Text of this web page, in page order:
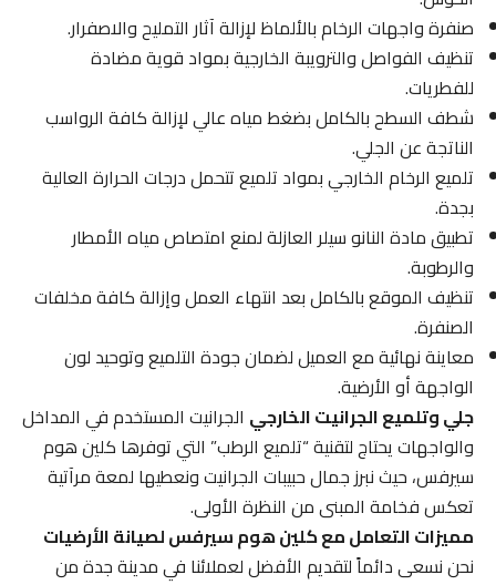
صنفرة واجهات الرخام بالألماظ لإزالة آثار التمليح والاصفرار.
تنظيف الفواصل والترويبة الخارجية بمواد قوية مضادة
للفطريات.
شطف السطح بالكامل بضغط مياه عالي لإزالة كافة الرواسب
الناتجة عن الجلي.
تلميع الرخام الخارجي بمواد تلميع تتحمل درجات الحرارة العالية
بجدة.
تطبيق مادة النانو سيلر العازلة لمنع امتصاص مياه الأمطار
والرطوبة.
تنظيف الموقع بالكامل بعد انتهاء العمل وإزالة كافة مخلفات
الصنفرة.
معاينة نهائية مع العميل لضمان جودة التلميع وتوحيد لون
الواجهة أو الأرضية.
جلي وتلميع الجرانيت الخارجيالجرانيت المستخدم في المداخل
والواجهات يحتاج لتقنية “تلميع الرطب” التي توفرها كلين هوم
سيرفس، حيث نبرز جمال حبيبات الجرانيت ونعطيها لمعة مرآتية
تعكس فخامة المبنى من النظرة الأولى.
مميزات التعامل مع كلين هوم سيرفس لصيانة الأرضيات
نحن نسعى دائماً لتقديم الأفضل لعملائنا في مدينة جدة من